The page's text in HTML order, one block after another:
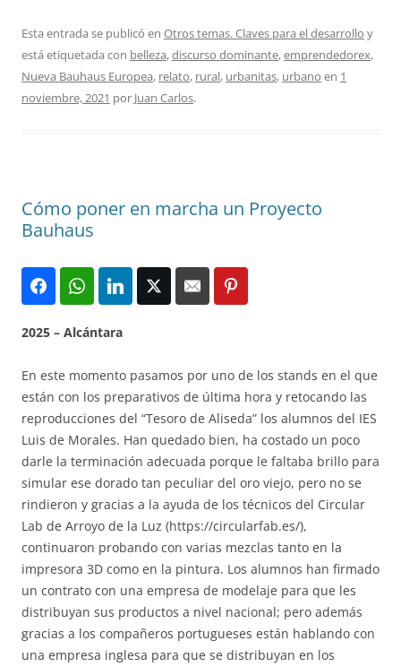
Esta entrada se publicó en Otros temas. Claves para el desarrollo y
está etiquetada con belleza,discurso dominante,emprendedorex,
Nueva Bauhaus Europea, relato, rural, urbanitas, urbano en 1
noviembre, 2021 por Juan Carlos.
Cómo poner en marcha un Proyecto
Bauhaus
2025 – Alcántara
En este momento pasamos por uno de los stands en el que
están con los preparativos de última hora y retocando las
reproducciones del “Tesoro de Aliseda” los alumnos del IES
Luis de Morales. Han quedado bien, ha costado un poco
darle la terminación adecuada porque le faltaba brillo para
simular ese dorado tan peculiar del oro viejo, pero no se
rindieron y gracias a la ayuda de los técnicos del Circular
Lab de Arroyo de la Luz (https://circularfab.es/),
continuaron probando con varias mezclas tanto en la
impresora 3D como en la pintura. Los alumnos han firmado
un contrato con una empresa de modelaje para que les
distribuyan sus productos a nivel nacional; pero además
gracias a los compañeros portugueses están hablando con
una empresa inglesa para que se distribuyan en los